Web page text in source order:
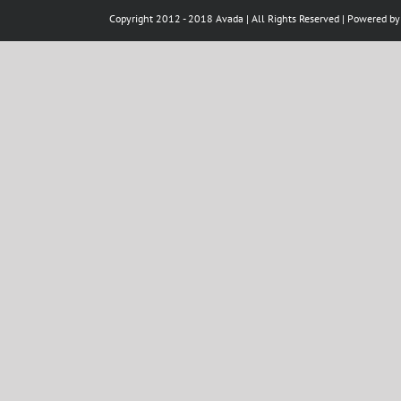
Copyright 2012 - 2018 Avada | All Rights Reserved | Powered by